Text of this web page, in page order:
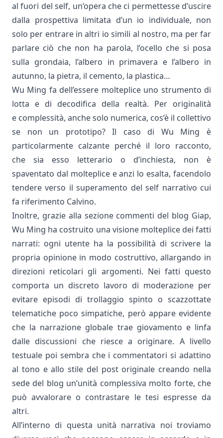
al fuori del self, un’opera che ci permettesse d’uscire
dalla prospettiva limitata d’un io individuale, non
solo per entrare in altri io simili al nostro, ma per far
parlare ciò che non ha parola, l’ocello che si posa
sulla grondaia, l’albero in primavera e l’albero in
autunno, la pietra, il cemento, la plastica…
Wu Ming fa dell’essere molteplice uno strumento di
lotta e di decodifica della realtà. Per originalità
e complessità, anche solo numerica, cos’è il collettivo
se non un prototipo? Il caso di Wu Ming è
particolarmente calzante perché il loro racconto,
che sia esso letterario o d’inchiesta, non è
spaventato dal molteplice e anzi lo esalta, facendolo
tendere verso il superamento del self narrativo cui
fa riferimento Calvino.
Inoltre, grazie alla sezione commenti del blog Giap,
Wu Ming ha costruito una visione molteplice dei fatti
narrati: ogni utente ha la possibilità di scrivere la
propria opinione in modo costruttivo, allargando in
direzioni reticolari gli argomenti. Nei fatti questo
comporta un discreto lavoro di moderazione per
evitare episodi di trollaggio spinto o scazzottate
telematiche poco simpatiche, però appare evidente
che la narrazione globale trae giovamento e linfa
dalle discussioni che riesce a originare. A livello
testuale poi sembra che i commentatori si adattino
al tono e allo stile del post originale creando nella
sede del blog un’unità complessiva molto forte, che
può avvalorare o contrastare le tesi espresse da
altri.
All’interno di questa unità narrativa noi troviamo